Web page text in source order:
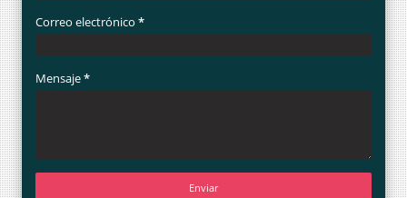
Correo electrónico *
Mensaje*